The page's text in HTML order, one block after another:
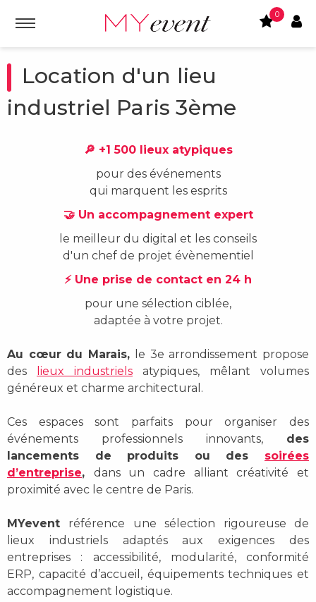
0
Location d'un lieu
industriel Paris 3ème
🔎 +1 500 lieux atypiques
pour des événements
qui marquent les esprits
🤝 Un accompagnement expert
le meilleur du digital et les conseils
d'un chef de projet évènementiel
⚡ Une prise de contact en 24 h
pour une sélection ciblée,
adaptée à votre projet.
Au cœur du Marais,
le 3e arrondissement propose
des
lieux industriels atypiques, mêlant volumes
généreux et charme architectural.
Ces espaces sont parfaits pour organiser des
événements professionnels innovants, des
lancements de produits ou des soirées
d’entreprise, dans un cadre alliant créativité et
proximité avec le centre de Paris.
MYevent
référence une sélection rigoureuse de
lieux industriels adaptés aux exigences des
entreprises : accessibilité, modularité, conformité
ERP, capacité d’accueil, équipements techniques et
accompagnement logistique.